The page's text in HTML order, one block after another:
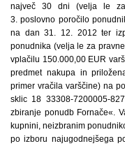
največ 30 dni (velja le za
3. poslovno poročilo
na dan 31. 12. 2012 ter
ponudnika (velja le za
vplačilu 150.000,00 EUR
predmet nakupa in
primer vračila varščine) na
sklic 18 33308-7200005-
zbiranje ponudb Fornače«.
kupnini, neizbranim
po izboru najugodnejšega